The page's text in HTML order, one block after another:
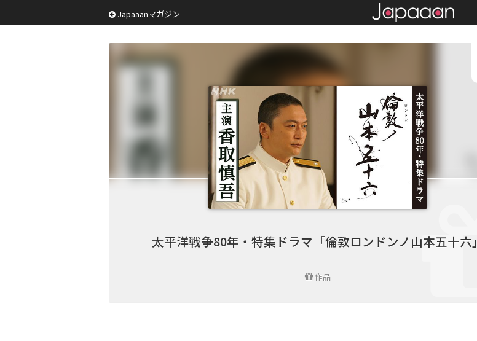
Japaaanマガジン
太平洋戦争80年・特集ドラマ「倫敦ロンドンノ山本五十六」
作品